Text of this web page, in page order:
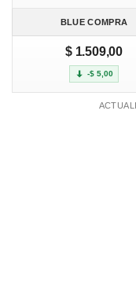
BLUE COMPRA
$ 1.509,00
-$ 5,00